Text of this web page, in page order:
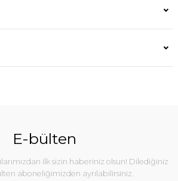
E-bülten
ilk sizin haberiniz olsun! Dilediğiniz
aboneliğimizden ayrılabilirsiniz.